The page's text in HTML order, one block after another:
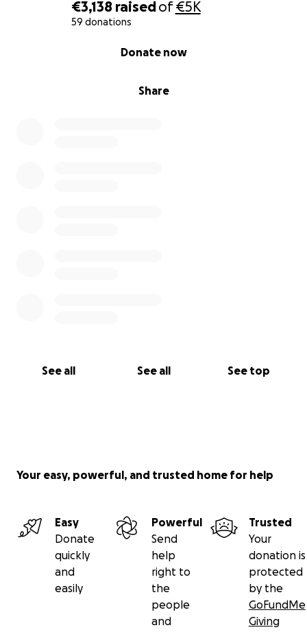
€3,138 raisedof€5K
59 donations
Share
Donate now
See all See all See top
Your easy, powerful, and trusted home for help
Easy
Donate
quickly
and
easily
Powerful
Send
help
right to
the
people
and
Trusted
Your
donation is
protected
by the
GoFundMe
Giving